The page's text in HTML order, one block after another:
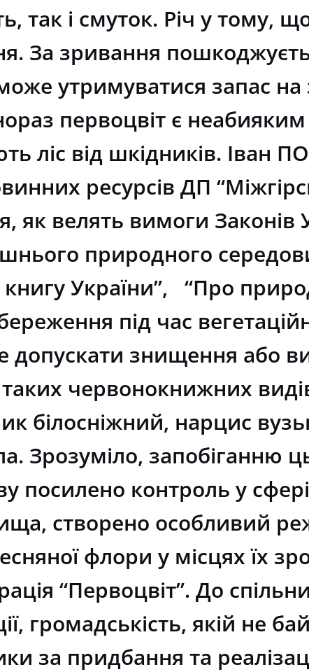
так і смуток. Річ у тому,
За зривання
утримуватися запас
первоцвіт є
ліс від шкідників. Іван
ресурсів ДП
як велять вимоги Законів
природного
України”, “Про
під час
допускати знищення або
таких червонокнижних
білосніжний, нарцис
Зрозуміло,
посилено контроль у
створено особливий
флори у місцях їх
“Первоцвіт”. До
громадськість, якій не
за придбання та